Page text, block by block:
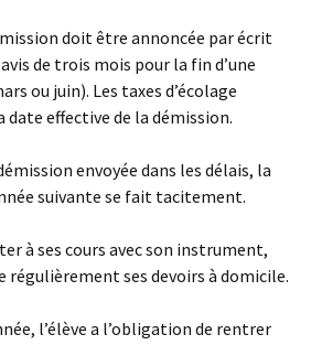
doit être annoncée par écrit
de trois mois pour la fin d’une
ou juin). Les taxes d’écolage
date effective de la démission.
envoyée dans les délais, la
suivante se fait tacitement.
à ses cours avec son instrument,
régulièrement ses devoirs à domicile.
l’élève a l’obligation de rentrer